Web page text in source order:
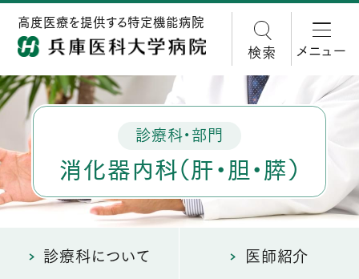
高度医療を提供する特定機能病院
検索 メニュー
診療科・部門
消化器内科（肝・胆・膵）
診療科について 医師紹介